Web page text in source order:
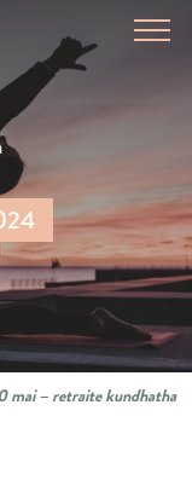
mai – retraite kundhatha